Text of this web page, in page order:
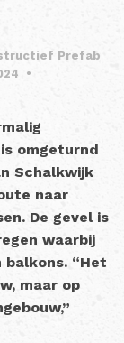
Prefab
•
omgeturnd
Schalkwijk
naar
De gevel is
waarbij
“Het
maar op